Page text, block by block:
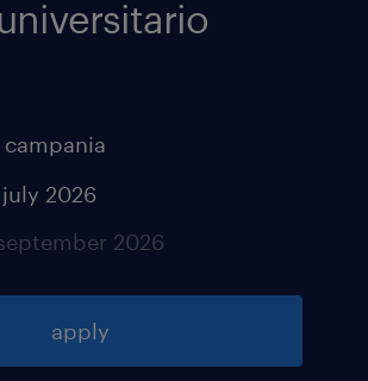
campania
2026
2026
apply